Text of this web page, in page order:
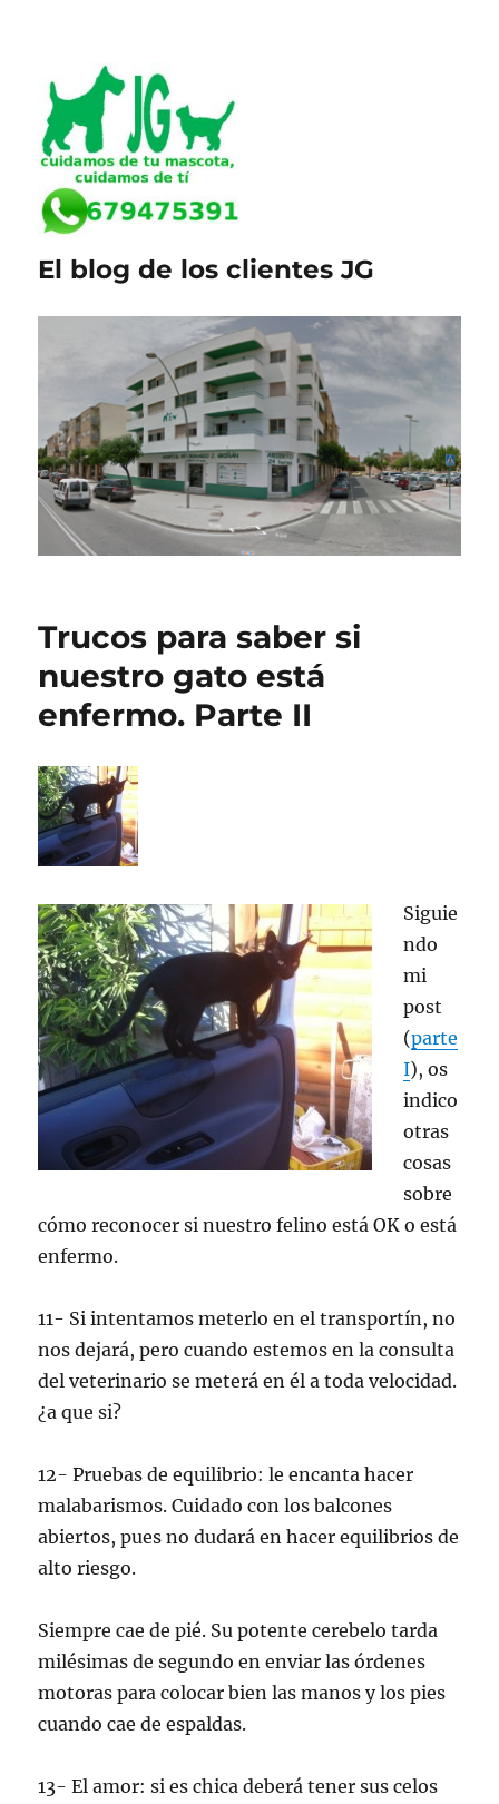
El blog de los clientes JG
Trucos para saber si
nuestro gato está
enfermo. Parte II
Siguie
ndo
mi
post
(parte
I), os
indico
otras
cosas
sobre
cómo reconocer si nuestro felino está OK o está
enfermo.
11- Si intentamos meterlo en el transportín, no
nos dejará, pero cuando estemos en la consulta
del veterinario se meterá en él a toda velocidad.
¿a que si?
12- Pruebas de equilibrio: le encanta hacer
malabarismos. Cuidado con los balcones
abiertos, pues no dudará en hacer equilibrios de
alto riesgo.
Siempre cae de pié. Su potente cerebelo tarda
milésimas de segundo en enviar las órdenes
motoras para colocar bien las manos y los pies
cuando cae de espaldas.
13- El amor: si es chica deberá tener sus celos